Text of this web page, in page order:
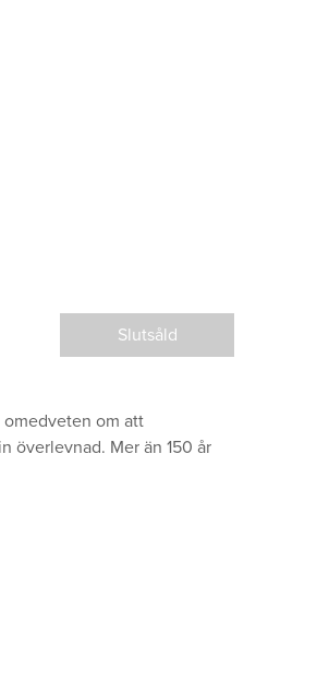
Slutsåld
omedveten om att
överlevnad. Mer än 150 år